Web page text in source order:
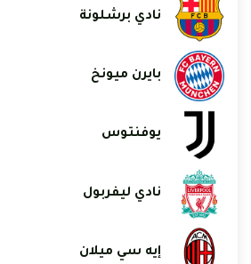
نادي برشلونة
بايرن ميونخ
يوفنتوس
نادي ليفربول
إيه سي ميلان